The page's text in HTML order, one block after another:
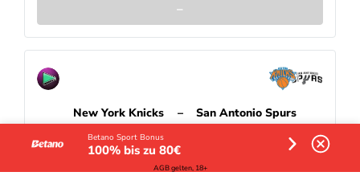
–
New York Knicks – San Antonio Spurs
02:30
Madison Square Garden
TIPP:
Betano Sport Bonus
100% bis zu 80€
AGB gelten, 18+